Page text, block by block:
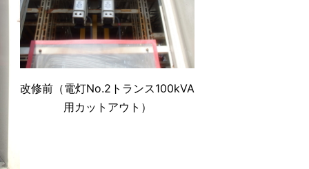
改修前（電灯No.2トランス100kVA
用カットアウト）